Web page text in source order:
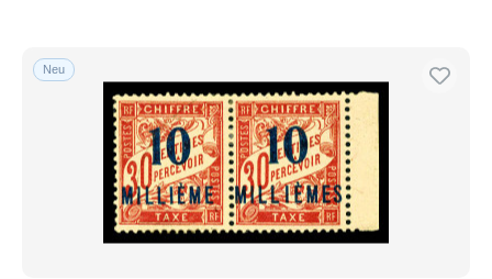
Neu